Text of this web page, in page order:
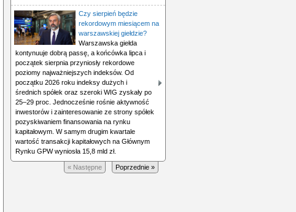
Czy sierpień będzie
rekordowym miesiącem na
warszawskiej giełdzie?
Warszawska giełda
kontynuuje dobrą passę, a końcówka lipca i
początek sierpnia przyniosły rekordowe
poziomy najważniejszych indeksów. Od
początku 2026 roku indeksy dużych i
średnich spółek oraz szeroki WIG zyskały po
25–29 proc. Jednocześnie rośnie aktywność
inwestorów i zainteresowanie ze strony spółek
pozyskiwaniem finansowania na rynku
kapitałowym. W samym drugim kwartale
wartość transakcji kapitałowych na Głównym
Rynku GPW wyniosła 15,8 mld zł.
Poprzednie »
« Następne